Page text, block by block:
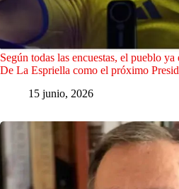
Según todas las encuestas, el pueblo
De La Espriella como el próximo
15 junio, 2026